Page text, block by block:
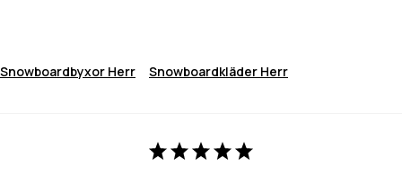
Snowboardbyxor Herr Snowboardkläder Herr